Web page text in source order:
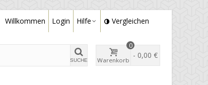
Willkommen Login Hilfe Vergleichen
SUCHE Warenkorb
0
- 0,00 €